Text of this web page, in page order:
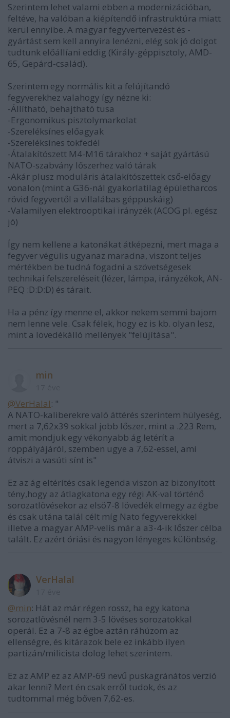
Szerintem lehet valami ebben a modernizációban,
feltéve, ha valóban a kiépítendő infrastruktúra miatt
kerül ennyibe. A magyar fegyvertervezést és -
gyártást sem kell annyira lenézni, elég sok jó dolgot
tudtunk előállíani eddig (Király-géppisztoly, AMD-
65, Gepárd-család).
Szerintem egy normális kit a felújítandó
fegyverekhez valahogy így nézne ki:
-Állítható, behajtható tusa
-Ergonomikus pisztolymarkolat
-Szereléksínes előagyak
-Szereléksínes tokfedél
-Átalakítószett M4-M16 tárakhoz + saját gyártású
NATO-szabvány lőszerhez való tárak
-Akár plusz moduláris átalakítószettek cső-előagy
vonalon (mint a G36-nál gyakorlatilag épületharcos
rövid fegyvertől a villalábas géppuskáig)
-Valamilyen elektrooptikai irányzék (ACOG pl. egész
jó)
Így nem kellene a katonákat átképezni, mert maga a
fegyver végülis ugyanaz maradna, viszont teljes
mértékben be tudná fogadni a szövetségesek
technikai felszereléseit (lézer, lámpa, irányzékok, AN-
PEQ :D:D:D) és tárait.
Ha a pénz így menne el, akkor nekem semmi bajom
nem lenne vele. Csak félek, hogy ez is kb. olyan lesz,
mint a lövedékálló mellények "felújítása".
min
@VerHalal: "
A NATO-kaliberekre való áttérés szerintem hülyeség,
mert a 7,62x39 sokkal jobb lőszer, mint a .223 Rem,
amit mondjuk egy vékonyabb ág letérít a
röppályájáról, szemben ugye a 7,62-essel, ami
átviszi a vasúti sínt is"
Ez az ág eltérítés csak legenda viszon az bizonyított
tény,hogy az átlagkatona egy régi AK-val történő
sorozatlövésekor az elsö7-8 lövedék elmegy az égbe
és csak utána talál célt míg Nato fegyverekkkel
illetve a magyar AMP-velis már a a3-4-ik lőszer célba
talált. Ez azért óriási és nagyon lényeges különbség.
VerHalal
@min: Hát az már régen rossz, ha egy katona
sorozatlövésnél nem 3-5 lövéses sorozatokkal
operál. Ez a 7-8 az égbe aztán ráhúzom az
ellenségre, és kitárazok bele ez inkább ilyen
partizán/milicista dolog lehet szerintem.
Ez az AMP ez az AMP-69 nevű puskagránátos verzió
akar lenni? Mert én csak erről tudok, és az
tudtommal még bőven 7,62-es.